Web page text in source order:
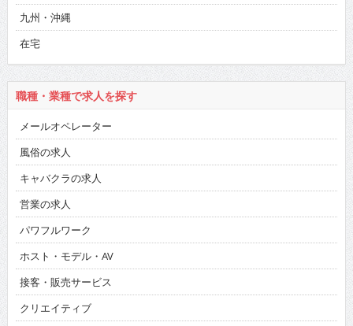
九州・沖縄
在宅
職種・業種で求人を探す
メールオペレーター
風俗の求人
キャバクラの求人
営業の求人
パワフルワーク
ホスト・モデル・AV
接客・販売サービス
クリエイティブ